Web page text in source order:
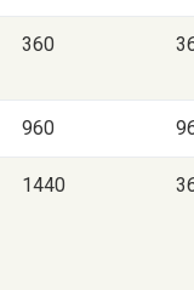
360
960
1440